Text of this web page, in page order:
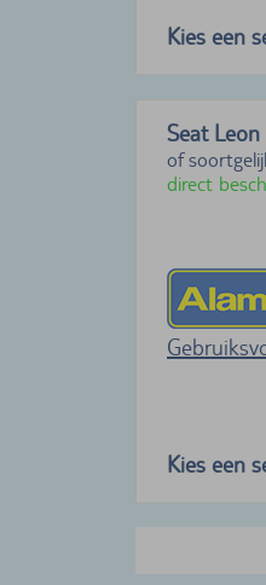
Kies een
Seat Leon
of
direct
Kies een